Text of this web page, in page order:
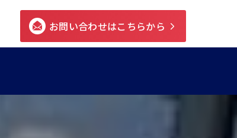
お問い合わせはこちらから